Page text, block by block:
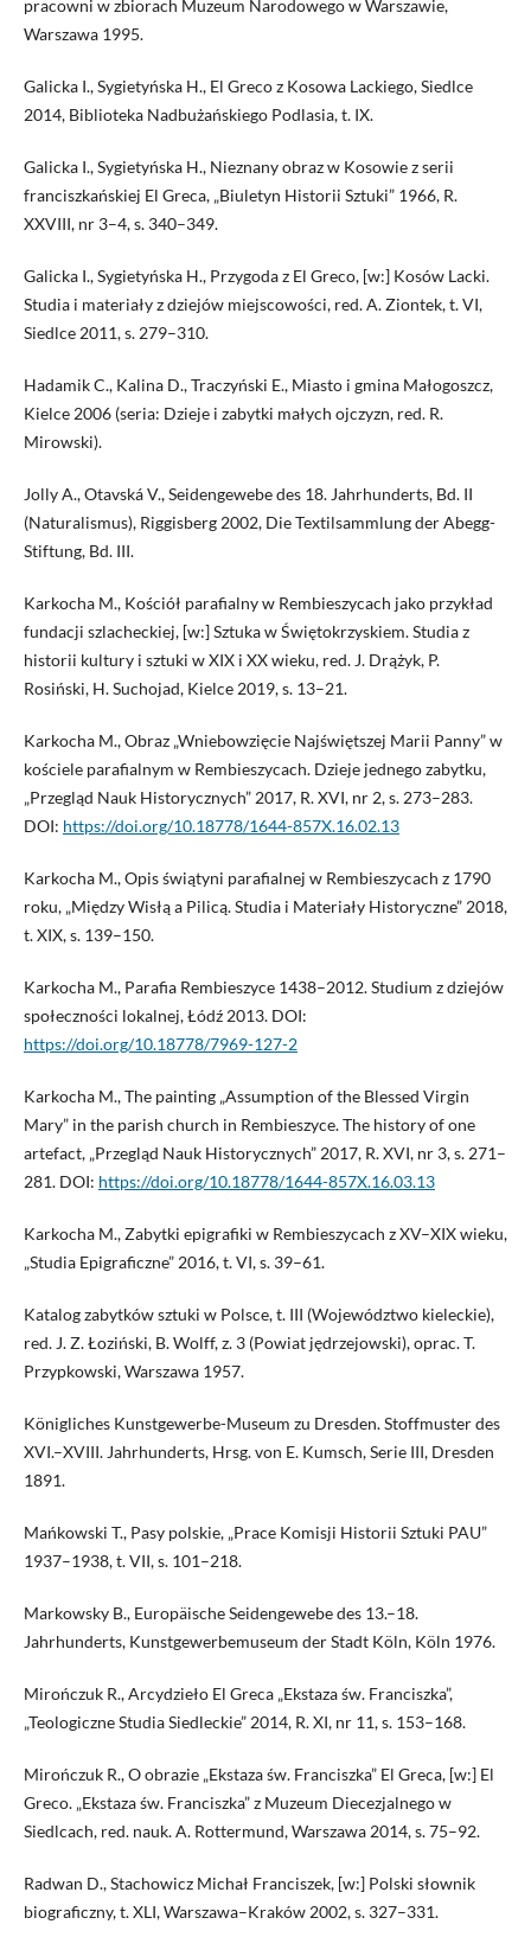
pracowni w zbiorach Muzeum Narodowego w Warszawie,
Warszawa 1995.
Galicka I., Sygietyńska H., El Greco z Kosowa Lackiego, Siedlce
2014, Biblioteka Nadbużańskiego Podlasia, t. IX.
Galicka I., Sygietyńska H., Nieznany obraz w Kosowie z serii
franciszkańskiej El Greca, „Biuletyn Historii Sztuki” 1966, R.
XXVIII, nr 3–4, s. 340–349.
Galicka I., Sygietyńska H., Przygoda z El Greco, [w:] Kosów Lacki.
Studia i materiały z dziejów miejscowości, red. A. Ziontek, t. VI,
Siedlce 2011, s. 279–310.
Hadamik C., Kalina D., Traczyński E., Miasto i gmina Małogoszcz,
Kielce 2006 (seria: Dzieje i zabytki małych ojczyzn, red. R.
Mirowski).
Jolly A., Otavská V., Seidengewebe des 18. Jahrhunderts, Bd. II
(Naturalismus), Riggisberg 2002, Die Textilsammlung der Abegg-
Stiftung, Bd. III.
Karkocha M., Kościół parafialny w Rembieszycach jako przykład
fundacji szlacheckiej, [w:] Sztuka w Świętokrzyskiem. Studia z
historii kultury i sztuki w XIX i XX wieku, red. J. Drążyk, P.
Rosiński, H. Suchojad, Kielce 2019, s. 13–21.
Karkocha M., Obraz „Wniebowzięcie Najświętszej Marii Panny” w
kościele parafialnym w Rembieszycach. Dzieje jednego zabytku,
„Przegląd Nauk Historycznych” 2017, R. XVI, nr 2, s. 273–283.
DOI: https://doi.org/10.18778/1644-857X.16.02.13
Karkocha M., Opis świątyni parafialnej w Rembieszycach z 1790
roku, „Między Wisłą a Pilicą. Studia i Materiały Historyczne” 2018,
t. XIX, s. 139–150.
Karkocha M., Parafia Rembieszyce 1438–2012. Studium z dziejów
społeczności lokalnej, Łódź 2013. DOI:
https://doi.org/10.18778/7969-127-2
Karkocha M., The painting „Assumption of the Blessed Virgin
Mary” in the parish church in Rembieszyce. The history of one
artefact, „Przegląd Nauk Historycznych” 2017, R. XVI, nr 3, s. 271–
281. DOI: https://doi.org/10.18778/1644-857X.16.03.13
Karkocha M., Zabytki epigrafiki w Rembieszycach z XV–XIX wieku,
„Studia Epigraficzne” 2016, t. VI, s. 39–61.
Katalog zabytków sztuki w Polsce, t. III (Województwo kieleckie),
red. J. Z. Łoziński, B. Wolff, z. 3 (Powiat jędrzejowski), oprac. T.
Przypkowski, Warszawa 1957.
Königliches Kunstgewerbe-Museum zu Dresden. Stoffmuster des
XVI.–XVIII. Jahrhunderts, Hrsg. von E. Kumsch, Serie III, Dresden
1891.
Mańkowski T., Pasy polskie, „Prace Komisji Historii Sztuki PAU”
1937–1938, t. VII, s. 101–218.
Markowsky B., Europäische Seidengewebe des 13.–18.
Jahrhunderts, Kunstgewerbemuseum der Stadt Köln, Köln 1976.
Mirończuk R., Arcydzieło El Greca „Ekstaza św. Franciszka”,
„Teologiczne Studia Siedleckie” 2014, R. XI, nr 11, s. 153–168.
Mirończuk R., O obrazie „Ekstaza św. Franciszka” El Greca, [w:] El
Greco. „Ekstaza św. Franciszka” z Muzeum Diecezjalnego w
Siedlcach, red. nauk. A. Rottermund, Warszawa 2014, s. 75–92.
Radwan D., Stachowicz Michał Franciszek, [w:] Polski słownik
biograficzny, t. XLI, Warszawa–Kraków 2002, s. 327–331.